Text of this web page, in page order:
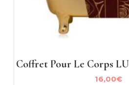
Coffret Pour Le Corps
16,00€